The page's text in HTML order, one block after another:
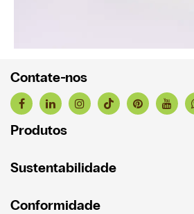
Contate-nos
Produtos
Sustentabilidade
Conformidade